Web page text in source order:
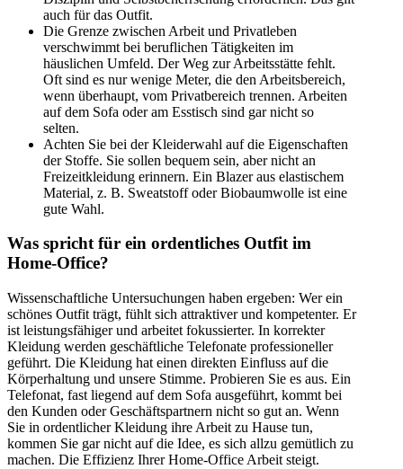
auch für das Outfit.
Die Grenze zwischen Arbeit und Privatleben
verschwimmt bei beruflichen Tätigkeiten im
häuslichen Umfeld. Der Weg zur Arbeitsstätte fehlt.
Oft sind es nur wenige Meter, die den Arbeitsbereich,
wenn überhaupt, vom Privatbereich trennen. Arbeiten
auf dem Sofa oder am Esstisch sind gar nicht so
selten.
Achten Sie bei der Kleiderwahl auf die Eigenschaften
der Stoffe. Sie sollen bequem sein, aber nicht an
Freizeitkleidung erinnern. Ein Blazer aus elastischem
Material, z. B. Sweatstoff oder Biobaumwolle ist eine
gute Wahl.
Was spricht für ein ordentliches Outfit im
Home-Office?
Wissenschaftliche Untersuchungen haben ergeben: Wer ein
schönes Outfit trägt, fühlt sich attraktiver und kompetenter. Er
ist leistungsfähiger und arbeitet fokussierter. In korrekter
Kleidung werden geschäftliche Telefonate professioneller
geführt. Die Kleidung hat einen direkten Einfluss auf die
Körperhaltung und unsere Stimme. Probieren Sie es aus. Ein
Telefonat, fast liegend auf dem Sofa ausgeführt, kommt bei
den Kunden oder Geschäftspartnern nicht so gut an. Wenn
Sie in ordentlicher Kleidung ihre Arbeit zu Hause tun,
kommen Sie gar nicht auf die Idee, es sich allzu gemütlich zu
machen. Die Effizienz Ihrer Home-Office Arbeit steigt.